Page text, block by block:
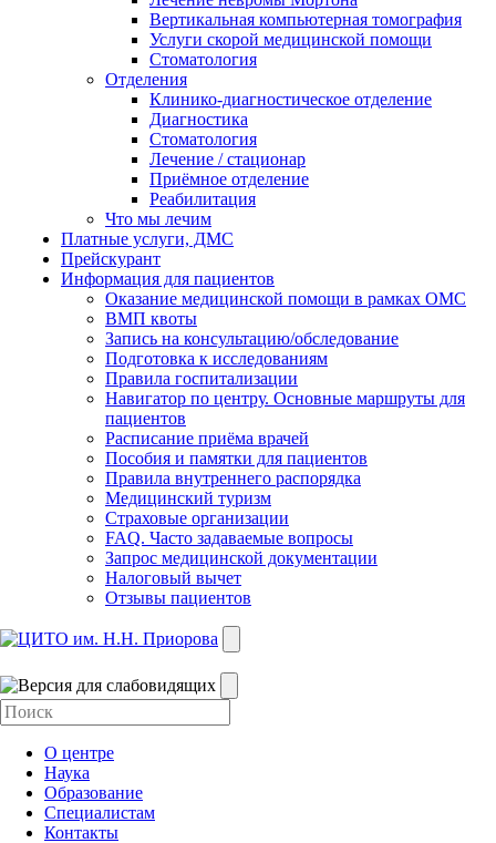
Вертикальная компьютерная томография
Услуги скорой медицинской помощи
Стоматология
Отделения
Клинико-диагностическое отделение
Диагностика
Стоматология
Лечение / стационар
Приёмное отделение
Реабилитация
Что мы лечим
Платные услуги, ДМС
Прейскурант
Информация для пациентов
Оказание медицинской помощи в рамках ОМС
ВМП квоты
Запись на консультацию/обследование
Подготовка к исследованиям
Правила госпитализации
Навигатор по центру. Основные маршруты для
пациентов
Расписание приёма врачей
Пособия и памятки для пациентов
Правила внутреннего распорядка
Медицинский туризм
Страховые организации
FAQ. Часто задаваемые вопросы
Запрос медицинской документации
Налоговый вычет
Отзывы пациентов
О центре
Наука
Образование
Специалистам
Контакты